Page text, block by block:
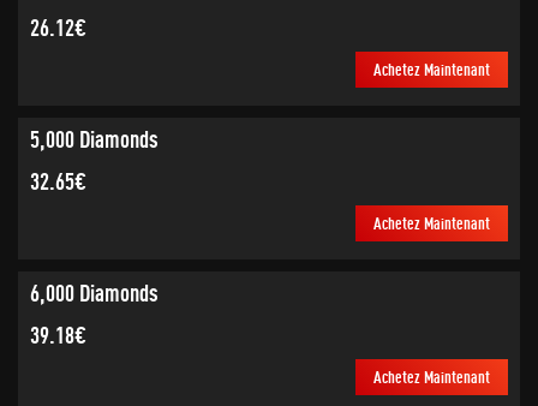
26.12€
Achetez Maintenant
5,000 Diamonds
32.65€
Achetez Maintenant
6,000 Diamonds
39.18€
Achetez Maintenant